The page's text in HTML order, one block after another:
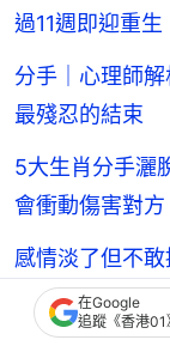
過11週即迎重生
分手｜心理師
最殘忍的結束
5大生肖分手灑
會衝動傷害對方
感情淡了但不
折磨才更傷人
在Google
追蹤《香港01